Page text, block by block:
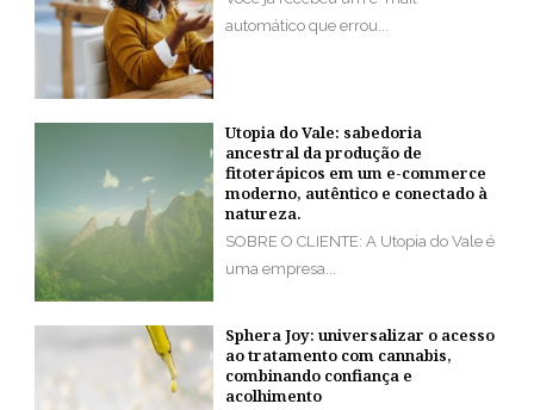
automático que errou...
Utopia do Vale: sabedoria
ancestral da produção de
fitoterápicos em um e-commerce
moderno, autêntico e conectado à
natureza.
SOBRE O CLIENTE: A Utopia do Vale é
uma empresa...
Sphera Joy: universalizar o acesso
ao tratamento com cannabis,
combinando confiança e
acolhimento